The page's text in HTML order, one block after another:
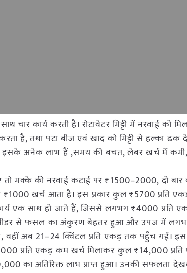
चार कार्य करती है। रोटावेटर मिट्टी में नरवाई को
है, तथा पटा बीज एवं खाद को मिट्टी से हल्का ढक
इसके अनेक लाभ हैं ,समय की बचत, लेबर खर्च में
तो मक्के की नरवाई कटाई पर ₹1500–2000, दो
खर्च आता है। इस प्रकार कुल ₹5700 प्रति
एक साथ हो जाते हैं, जिससे लगभग ₹4000 प्रति
से फसल का अंकुरण बेहतर हुआ और उपज में
वहीं अब 21–24 क्विंटल प्रति एकड़ तक पहुँच गई।
प्रति एकड़ कम खर्च मिलाकर कुल ₹14,000
का अतिरिक्त लाभ प्राप्त हुआ। उनकी सफलता